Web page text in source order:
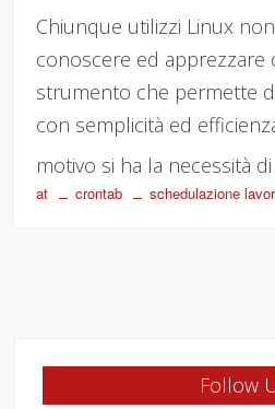
Chiunque utilizzi Linux
conoscere ed apprezzare
strumento che permette
con semplicità ed
motivo si ha la necessità
at crontab schedulazione
Follow